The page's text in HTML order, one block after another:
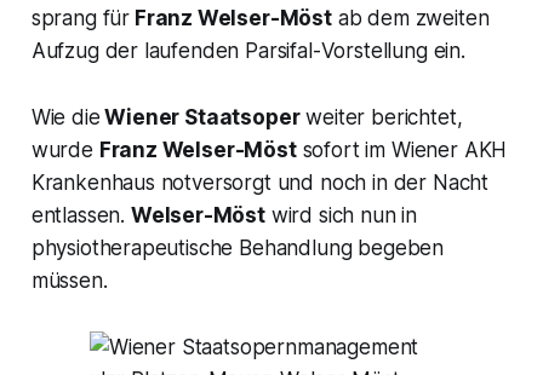
sprang für Franz Welser-Möstab dem zweiten
Aufzug der laufenden Parsifal-Vorstellung ein.
Wie die Wiener Staatsoperweiter berichtet,
wurde Franz Welser-Möstsofort im Wiener AKH
Krankenhaus notversorgt und noch in der Nacht
entlassen. Welser-Möstwird sich nun in
physiotherapeutische Behandlung begeben
müssen.